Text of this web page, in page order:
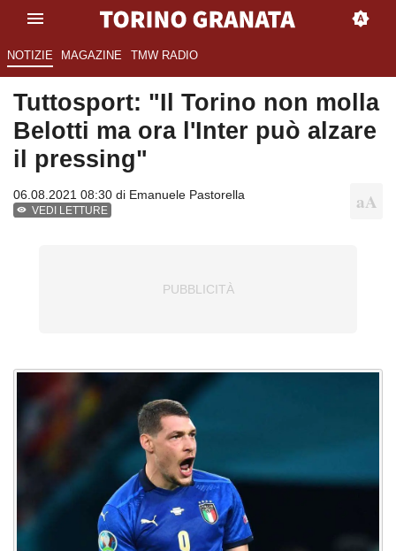
NOTIZIE MAGAZINE TMW RADIO
Tuttosport: "Il Torino non molla
Belotti ma ora l'Inter può alzare
il pressing"
06.08.2021 08:30 di Emanuele Pastorella
VEDI LETTURE